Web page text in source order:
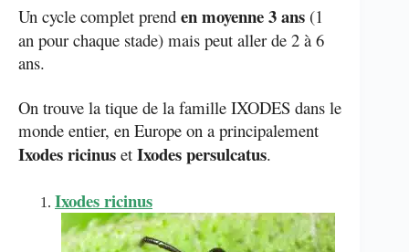
Un cycle complet prend en moyenne 3 ans (1
an pour chaque stade) mais peut aller de 2 à 6
ans.
On trouve la tique de la famille IXODES dans le
monde entier, en Europe on a principalement
Ixodes ricinus et Ixodes persulcatus.
Ixodes ricinus